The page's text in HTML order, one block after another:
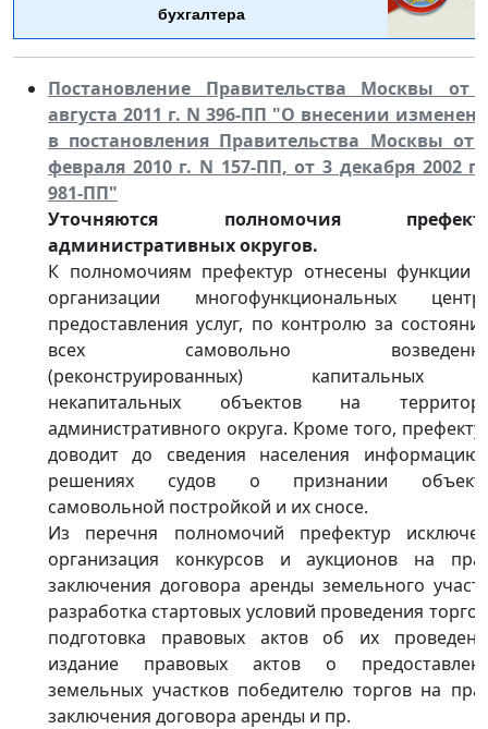
бухгалтера
Постановление Правительства Москвы от
августа 2011 г. N 396-ПП "О внесении
в постановления Правительства Москвы от
февраля 2010 г. N 157-ПП, от 3 декабря 2002 г.
981-ПП"
Уточняются полномочия
административных округов.
К полномочиям префектур отнесены функции
организации многофункциональных
предоставления услуг, по контролю за
всех самовольно
(реконструированных) капитальных
некапитальных объектов на
административного округа. Кроме того,
доводит до сведения населения
решениях судов о признании
самовольной постройкой и их сносе.
Из перечня полномочий префектур
организация конкурсов и аукционов на
заключения договора аренды земельного
разработка стартовых условий проведения
подготовка правовых актов об их
издание правовых актов о
земельных участков победителю торгов на
заключения договора аренды и пр.